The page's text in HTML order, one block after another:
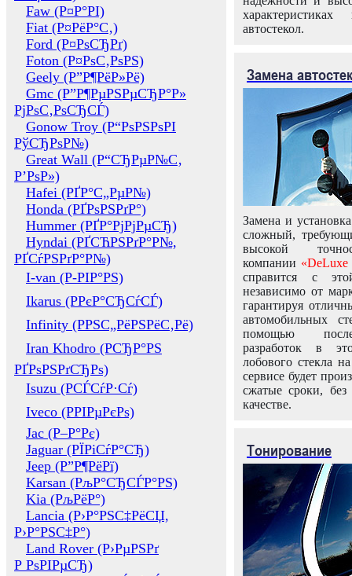
Faw (Р¤Р°РІ)
Fiat (Р¤РёР°С‚)
Ford (Р¤РѕСЂРґ)
Foton (Р¤РѕС‚РѕРЅ)
Geely (Р”Р¶РёР»Рё)
Gmc (Р”Р¶РµРЅРµСЂР°Р»
РјРѕС‚РѕСЂСЃ)
Gonow Troy (Р“РѕРЅРѕРІ
РўСЂРѕР№)
Great Wall (Р“СЂРµР№С‚
Р’РѕР»)
Hafei (РҐР°С„РµР№)
Honda (РҐРѕРЅРґР°)
Hummer (РҐР°РјРјРµСЂ)
Hyndai (РҐСЋРЅРґР°Р№,
РҐСѓРЅРґР°Р№)
I-van (Р-РІР°РЅ)
Ikarus (РРєР°СЂСѓСЃ)
Infinity (РРЅС„РёРЅРёС‚Рё)
Iran Khodro (РСЂР°РЅ
РҐРѕРЅРґСЂРѕ)
Isuzu (РСЃСѓР·Сѓ)
Iveco (РРІРµРєРѕ)
Jac (Р–Р°Рє)
Jaguar (РЇРіСѓР°СЂ)
Jeep (Р”Р¶РёРї)
Karsan (РљР°СЂСЃР°РЅ)
Kia (РљРёР°)
Lancia (Р›Р°РЅС‡РёСЏ,
Р›Р°РЅС‡Р°)
Land Rover (Р›РµРЅРґ
Р РѕРІРµСЂ)
автостекол.
Замена
Замена и
сложный,
высокой
компании «DeLuxe
справится с
независимо от
гарантируя
автомобильных
помощью
разработок в
лобового стекла
сервисе будет
сжатые сроки,
качестве.
Тонирование